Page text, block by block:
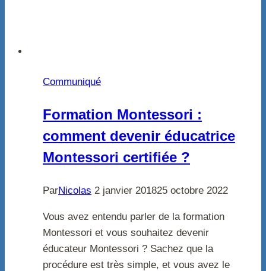
Communiqué
Formation Montessori :
comment devenir éducatrice
Montessori certifiée ?
ParNicolas 2 janvier 201825 octobre 2022
Vous avez entendu parler de la formation
Montessori et vous souhaitez devenir
éducateur Montessori ? Sachez que la
procédure est très simple, et vous avez le